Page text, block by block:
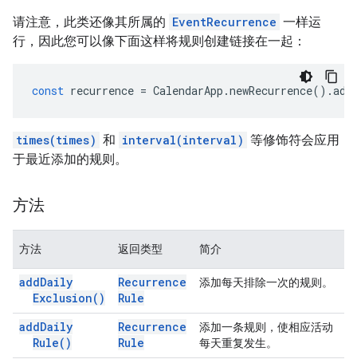
请注意，此类还像其所属的 EventRecurrence 一样运
行，因此您可以像下面这样将规则创建链接在一起：
const recurrence = CalendarApp .newRecurrence().
times(times) 和 interval(interval) 等修饰符会应用
于最近添加的规则。
方法
方法 返回类型 简介
addDaily
Exclusion( )
Recurrence
Rule
添加每天排除一次的规则。
addDaily
Rule( )
Recurrence
Rule
添加一条规则，使相应活动
每天重复发生。